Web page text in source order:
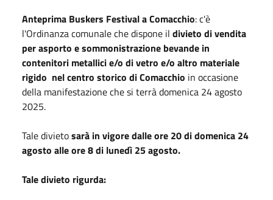
Anteprima Buskers Festival a Comacchio: c'è
l'Ordinanza comunale che dispone il divieto di vendita
per asporto e sommonistrazione bevande in
contenitori metallici e/o di vetro e/o altro materiale
rigido nel centro storico di Comacchio in occasione
della manifestazione che si terrà domenica 24 agosto
2025.
Tale divietosarà in vigore dalle ore 20 di domenica 24
agosto alle ore 8 di lunedì 25 agosto.
Tale divieto rigurda: